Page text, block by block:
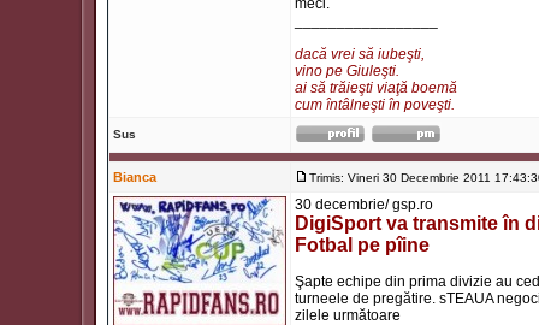
meci.
dacă vrei să iubeşti,
vino pe Giuleşti.
ai să trăieşti viaţă boemă
cum întâlneşti în poveşti.
Sus
Bianca Trimis: Vineri 30 Decembrie 2011
30 decembrie/ gsp.ro
DigiSport va transmite în
Fotbal pe pîine
Şapte echipe din prima divizie au
turneele de pregătire. sTEAUA
zilele următoare